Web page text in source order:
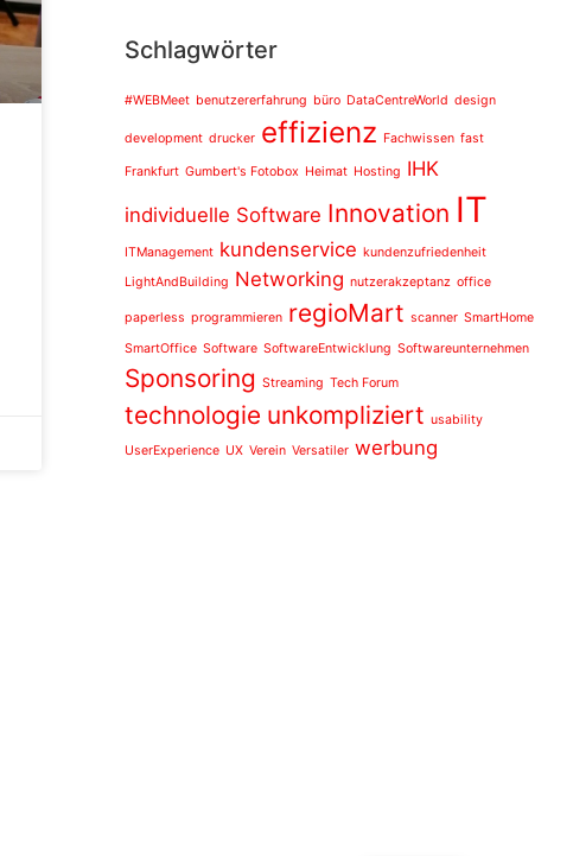
Schlagwörter
#WEBMeet benutzererfahrung büro DataCentreWorld design
development drucker effizienz Fachwissen fast
Frankfurt Gumbert's Fotobox Heimat Hosting IHK
individuelle Software Innovation IT
ITManagement kundenservice kundenzufriedenheit
LightAndBuilding Networking nutzerakzeptanz office
paperless programmieren regioMart scanner SmartHome
SmartOffice Software SoftwareEntwicklung Softwareunternehmen
Sponsoring Streaming Tech Forum
technologie unkompliziert usability
UserExperience UX Verein Versatiler werbung